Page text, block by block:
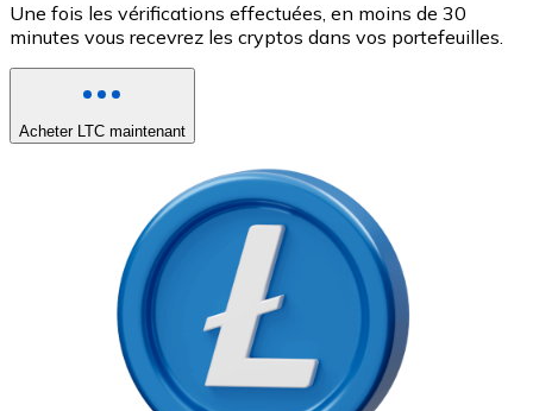
Une fois les vérifications effectuées, en moins de 30
minutes vous recevrez les cryptos dans vos portefeuilles.
Acheter LTC maintenant